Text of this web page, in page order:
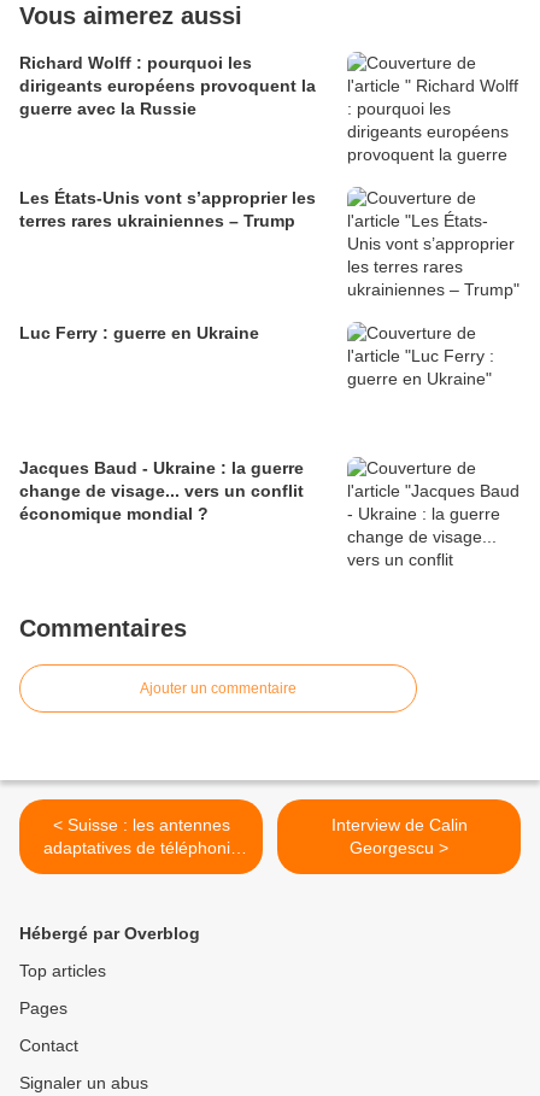
Vous aimerez aussi
Richard Wolff : pourquoi les
dirigeants européens provoquent la
guerre avec la Russie
Les États-Unis vont s’approprier les
terres rares ukrainiennes – Trump
Luc Ferry : guerre en Ukraine
Jacques Baud - Ukraine : la guerre
change de visage... vers un conflit
économique mondial ?
Commentaires
Ajouter un commentaire
< Suisse : les antennes
adaptatives de téléphonie
mobile fonctionnent
Interview de Calin
Georgescu >
Hébergé par Overblog
Top articles
Pages
Contact
Signaler un abus